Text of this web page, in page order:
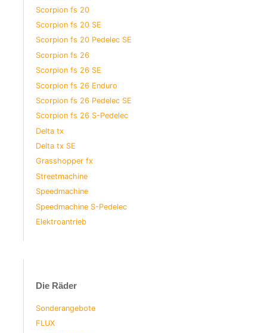
Scorpion fs 20
Scorpion fs 20 SE
Scorpion fs 20 Pedelec SE
Scorpion fs 26
Scorpion fs 26 SE
Scorpion fs 26 Enduro
Scorpion fs 26 Pedelec SE
Scorpion fs 26 S-Pedelec
Delta tx
Delta tx SE
Grasshopper fx
Streetmachine
Speedmachine
Speedmachine S-Pedelec
Elektroantrieb
Die Räder
Sonderangebote
FLUX